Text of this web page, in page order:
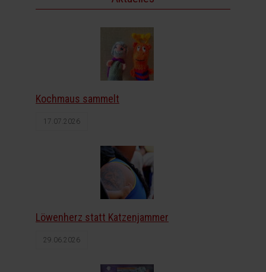
Kochmaus sammelt
17.07.2026
Löwenherz statt Katzenjammer
29.06.2026